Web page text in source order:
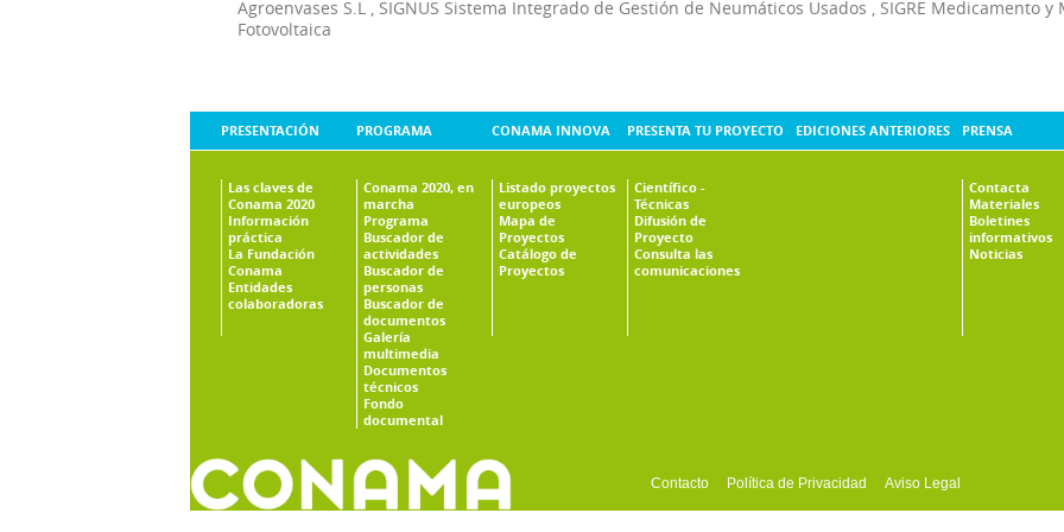
Agroenvases S.L
SIGNUS Sistema Integrado de Gestión de Neumáticos Usados SIGRE Medicamento
Fotovoltaica
PRESENTACIÓN
Las claves de
Conama 2020
Información
práctica
La Fundación
Conama
Entidades
colaboradoras
PROGRAMA
Conama 2020, en
marcha
Programa
Buscador de
actividades
Buscador de
personas
Buscador de
documentos
Galería
multimedia
Documentos
técnicos
Fondo
documental
CONAMA INNOVA
Listado proyectos
europeos
Mapa de
Proyectos
Catálogo de
Proyectos
PRESENTA TU PROYECTO
Científico -
Técnicas
Difusión de
Proyecto
Consulta las
comunicaciones
EDICIONES ANTERIORES PRENSA
Contacta
Materiales
Boletines
informativos
Noticias
Contacto Política de Privacidad Aviso Legal